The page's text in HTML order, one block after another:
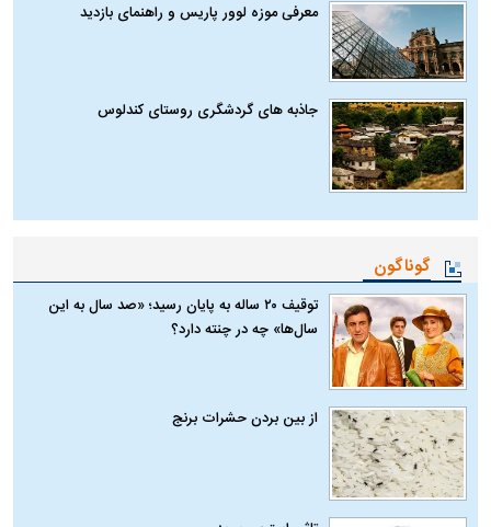
معرفی موزه لوور پاریس و راهنمای بازدید
جاذبه های گردشگری روستای کندلوس
گوناگون
توقیف ۲۰ ساله به پایان رسید؛ «صد سال به این
سال‌ها» چه در چنته دارد؟
از بین بردن حشرات برنج